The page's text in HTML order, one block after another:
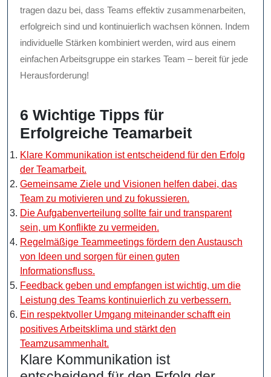
tragen dazu bei, dass Teams effektiv zusammenarbeiten,
erfolgreich sind und kontinuierlich wachsen können. Indem
individuelle Stärken kombiniert werden, wird aus einem
einfachen Arbeitsgruppe ein starkes Team – bereit für jede
Herausforderung!
6 Wichtige Tipps für
Erfolgreiche Teamarbeit
Klare Kommunikation ist entscheidend für den Erfolg
der Teamarbeit.
Gemeinsame Ziele und Visionen helfen dabei, das
Team zu motivieren und zu fokussieren.
Die Aufgabenverteilung sollte fair und transparent
sein, um Konflikte zu vermeiden.
Regelmäßige Teammeetings fördern den Austausch
von Ideen und sorgen für einen guten
Informationsfluss.
Feedback geben und empfangen ist wichtig, um die
Leistung des Teams kontinuierlich zu verbessern.
Ein respektvoller Umgang miteinander schafft ein
positives Arbeitsklima und stärkt den
Teamzusammenhalt.
Klare Kommunikation ist